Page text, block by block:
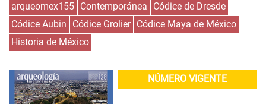
arqueomex155 Contemporánea
Códice de Dresde
Códice Aubin
Códice Grolier Códice Maya de México
Historia de México
NÚMERO VIGENTE